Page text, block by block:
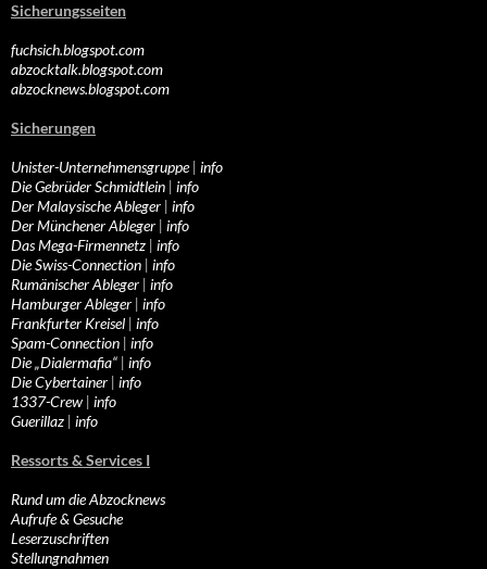
Sicherungsseiten
fuchsich.blogspot.com
abzocktalk.blogspot.com
abzocknews.blogspot.com
Sicherungen
Unister-Unternehmensgruppe| info
Die Gebrüder Schmidtlein | info
Der Malaysische Ableger | info
Der Münchener Ableger | info
Das Mega-Firmennetz | info
Die Swiss-Connection | info
Rumänischer Ableger | info
Hamburger Ableger | info
Frankfurter Kreisel | info
Spam-Connection | info
Die „Dialermafia“ | info
Die Cybertainer | info
1337-Crew | info
Guerillaz | info
Ressorts & Services I
Rund um die Abzocknews
Aufrufe & Gesuche
Leserzuschriften
Stellungnahmen